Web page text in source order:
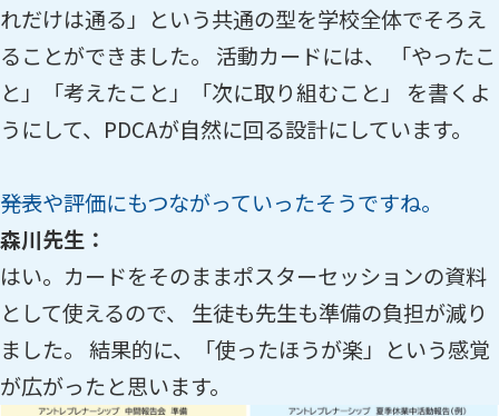
れだけは通る」という共通の型を学校全体でそろえ
ることができました。 活動カードには、 「やったこ
と」「考えたこと」「次に取り組むこと」 を書くよ
うにして、PDCAが自然に回る設計にしています。
――発表や評価にもつながっていったそうですね。
森川先生：
はい。カードをそのままポスターセッションの資料
として使えるので、 生徒も先生も準備の負担が減り
ました。 結果的に、「使ったほうが楽」という感覚
が広がったと思います。